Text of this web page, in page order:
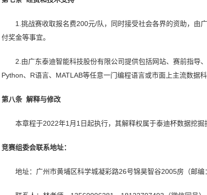
1.挑战赛收取报名费200元/队，同时接受社会各界的资助，由
付奖金等事宜。
2.由广东泰迪智能科技股份有限公司提供包括网站、赛前指导
Python、R语言、MATLAB等任意一门编程语言或市面上主流数据科
第八条 解释与修改
本章程于2022年1月1日起执行，其解释权属于泰迪杯数据挖掘
竞赛组委会联系地址：
地址：广州市黄埔区科学城凝彩路26号锦昊智谷2005房（邮编